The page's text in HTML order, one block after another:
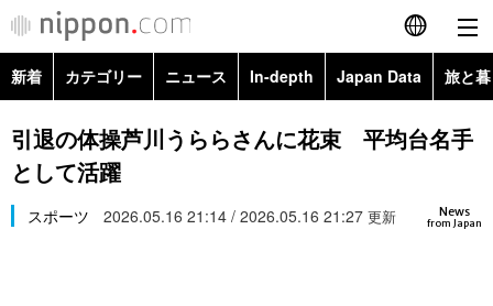
English
简体字
カテゴリー
新着 カテゴリー ニュース In-depth Japan Data 旅と
政治・外交
経済・ビジネス
Topics
引退の体操芦川うららさんに花束 平均台名手
として活躍
News
from Japan
スポーツ 2026.05.16 21:14 / 2026.05.16 21:27 更新